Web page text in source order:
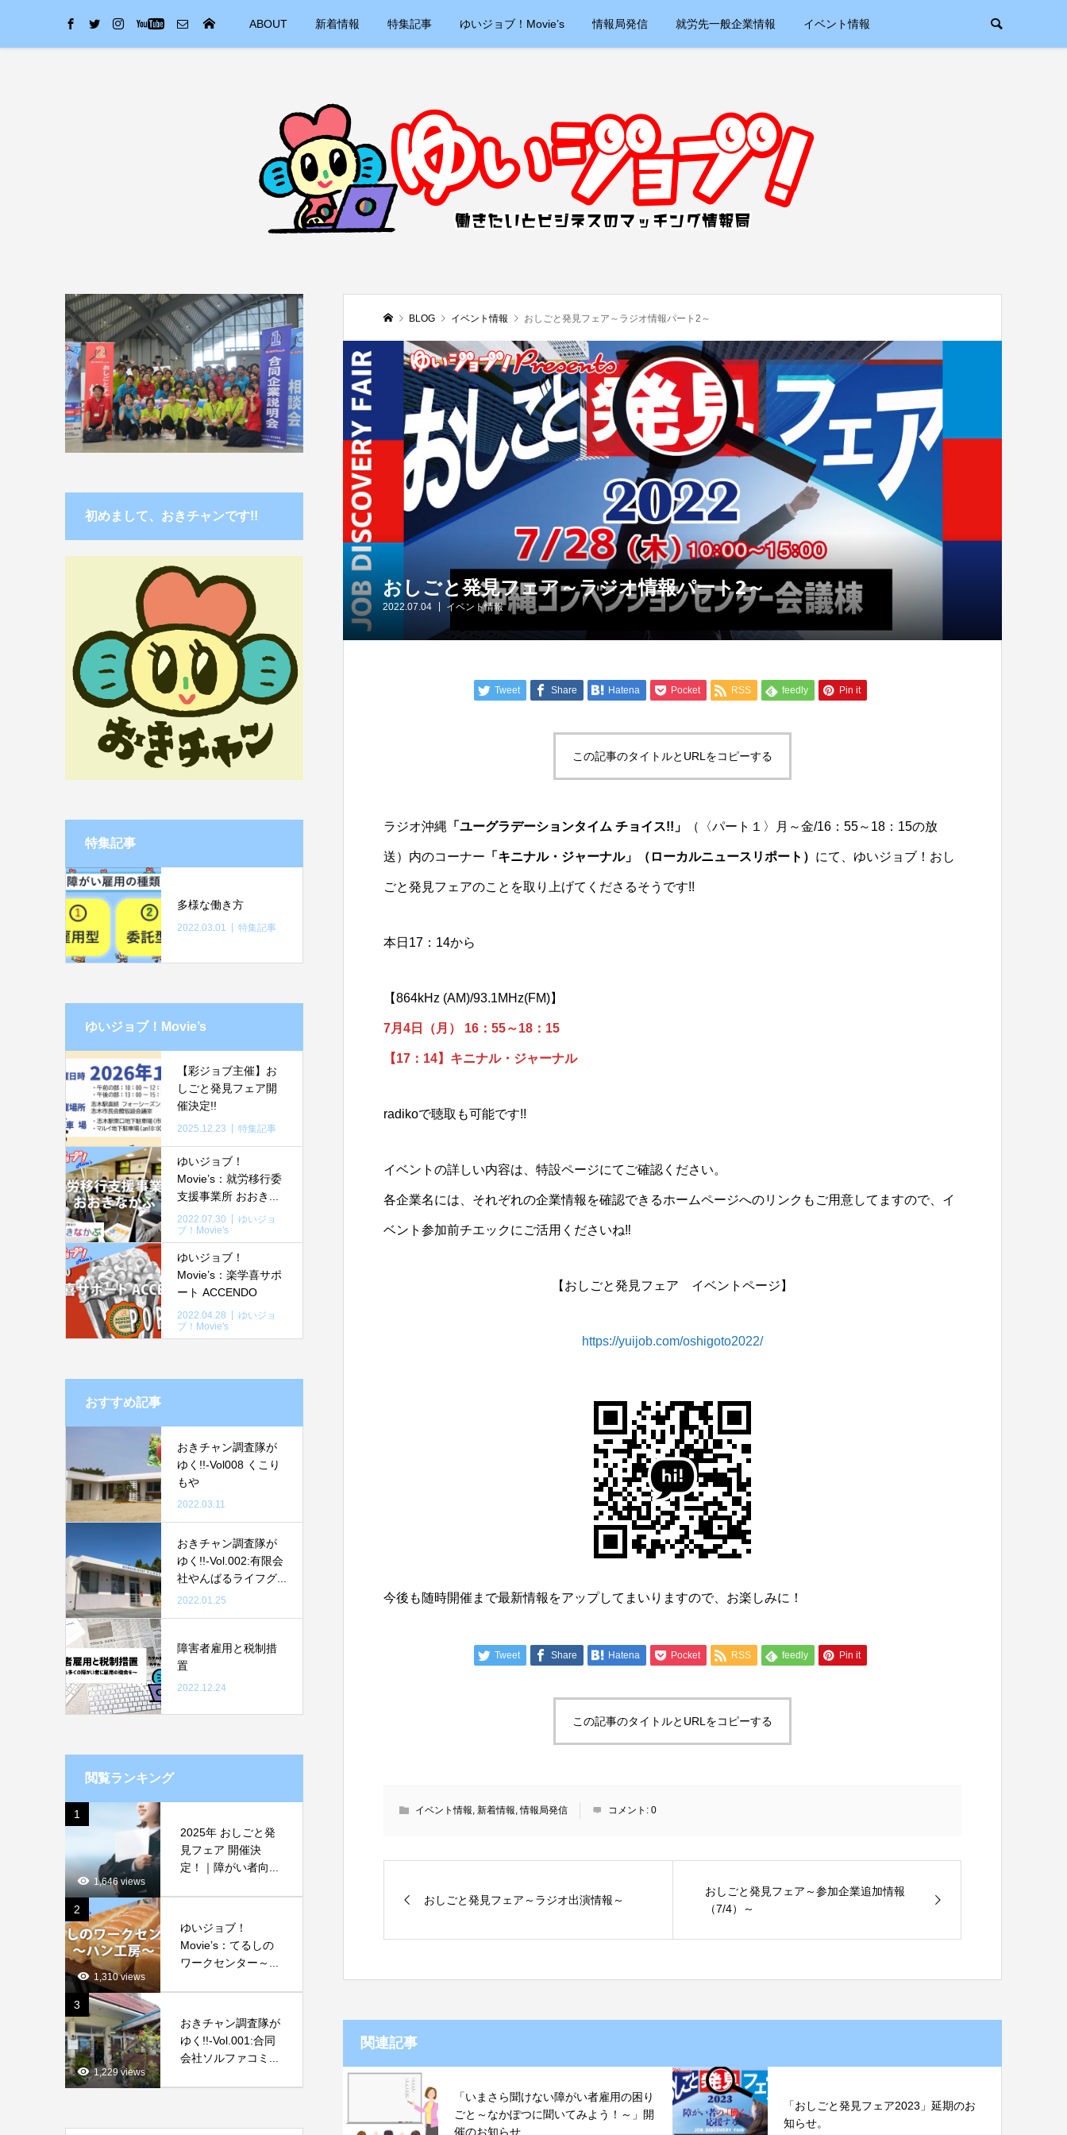
ABOUT 新着情報 特集記事 ゆいジョブ！Movie’s 情報局発信 就労先一般企業情報 イベント情報
BLOG イベント情報 おしごと発見フェア～ラジオ情報パート2～
おしごと発見フェア～ラジオ情報パート2～
2022.07.04 イベント情報
Tweet Share Hatena Pocket RSS feedly Pin it
この記事のタイトルとURLをコピーする
ラジオ沖縄 「ユーグラデーションタイム チョイス!!」 （〈パート１〉月～金/16：55～18：15の放
送）内のコーナー 「キニナル・ジャーナル」（ローカルニュースリポート） にて、ゆいジョブ！おし
ごと発見フェアのことを取り上げてくださるそうです!!
本日17：14から
【864kHz (AM)/93.1MHz(FM)】
7月4日（月） 16：55～18：15
【17：14】キニナル・ジャーナル
radikoで聴取も可能です!!
イベントの詳しい内容は、特設ページにてご確認ください。
各企業名には、それぞれの企業情報を確認できるホームページへのリンクもご用意してますので、イ
ベント参加前チエックにご活用くださいね‼︎
【おしごと発見フェア イベントページ】
https://yuijob.com/oshigoto2022/
今後も随時開催まで最新情報をアップしてまいりますので、お楽しみに！
Tweet Share Hatena Pocket RSS feedly Pin it
この記事のタイトルとURLをコピーする
イベント情報 新着情報 ,情報局発信 コメント: 0
おしごと発見フェア～ラジオ出演情報～
おしごと発見フェア～参加企業追加情報
（7/4）～
関連記事
「いまさら聞けない障がい者雇用の困り
ごと～なかぽつに聞いてみよう！～」開
催のお知らせ
「おしごと発見フェア2023」延期のお
知らせ。
初めまして、おきチャンです!!
特集記事
多様な働き方
2022.03.01 特集記事
ゆいジョブ！Movie’s
【彩ジョブ主催】お
しごと発見フェア開
催決定!!
2025.12.23 特集記事
ゆいジョブ！
Movie’s：就労移行委
支援事業所 おおき...
2022.07.30
ゆいジョ
ブ！Movie's
ゆいジョブ！
Movie’s：楽学喜サポ
ート ACCENDO
2022.04.28
ゆいジョ
ブ！Movie's
おすすめ記事
おきチャン調査隊が
ゆく!!-Vol008 くこり
もや
2022.03.11
おきチャン調査隊が
ゆく!!-Vol.002:有限会
社やんばるライフグ...
2022.01.25
障害者雇用と税制措
置
2022.12.24
閲覧ランキング
1
1,646 views
2025年 おしごと発
見フェア 開催決
定！｜障がい者向...
2
1,310 views
ゆいジョブ！
Movie’s：てるしの
ワークセンター～...
3
1,229 views
おきチャン調査隊が
ゆく!!-Vol.001:合同
会社ソルファコミ...